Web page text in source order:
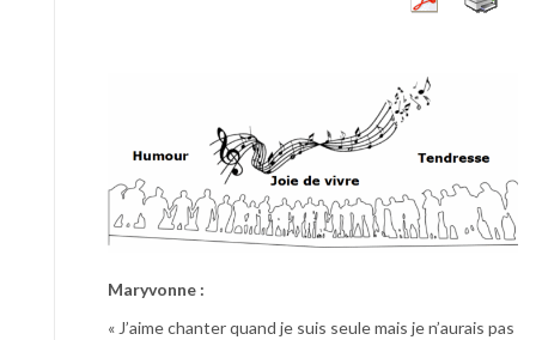
Maryvonne :
« J’aime chanter quand je suis seule mais je n’aurais pas